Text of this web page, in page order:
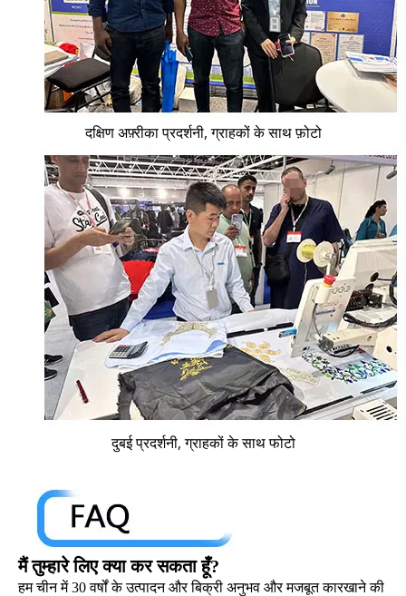
दक्षिण अफ़्रीका प्रदर्शनी, ग्राहकों के साथ फ़ोटो
दुबई प्रदर्शनी, ग्राहकों के साथ फोटो
मैं तुम्हारे लिए क्या कर सकता हूँ?
हम चीन में 30 वर्षों के उत्पादन और बिक्री अनुभव और मजबूत कारखाने की